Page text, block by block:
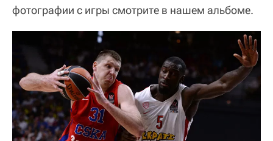
фотографии с игры смотрите в нашем альбоме.